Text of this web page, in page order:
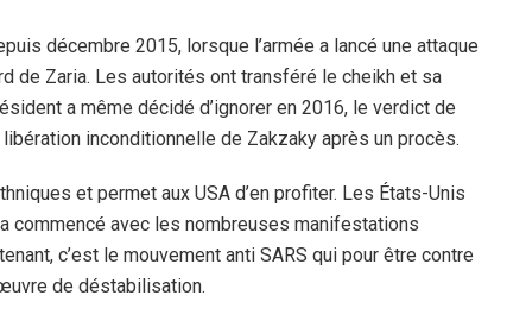
décembre 2015, lorsque l’armée a lancé une attaque
de Zaria. Les autorités ont transféré le cheikh et sa
a même décidé d’ignorer en 2016, le verdict de
inconditionnelle de Zakzaky après un procès.
et permet aux USA d’en profiter. Les États-Unis
commencé avec les nombreuses manifestations
c’est le mouvement anti SARS qui pour être contre
de déstabilisation.